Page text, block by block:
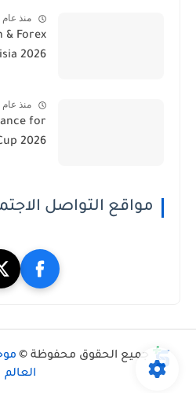
منذ عام
& Forex
2026
منذ عام
for
2026
مواقع التواصل
جميع الحقوق محفوظة ©
العالم